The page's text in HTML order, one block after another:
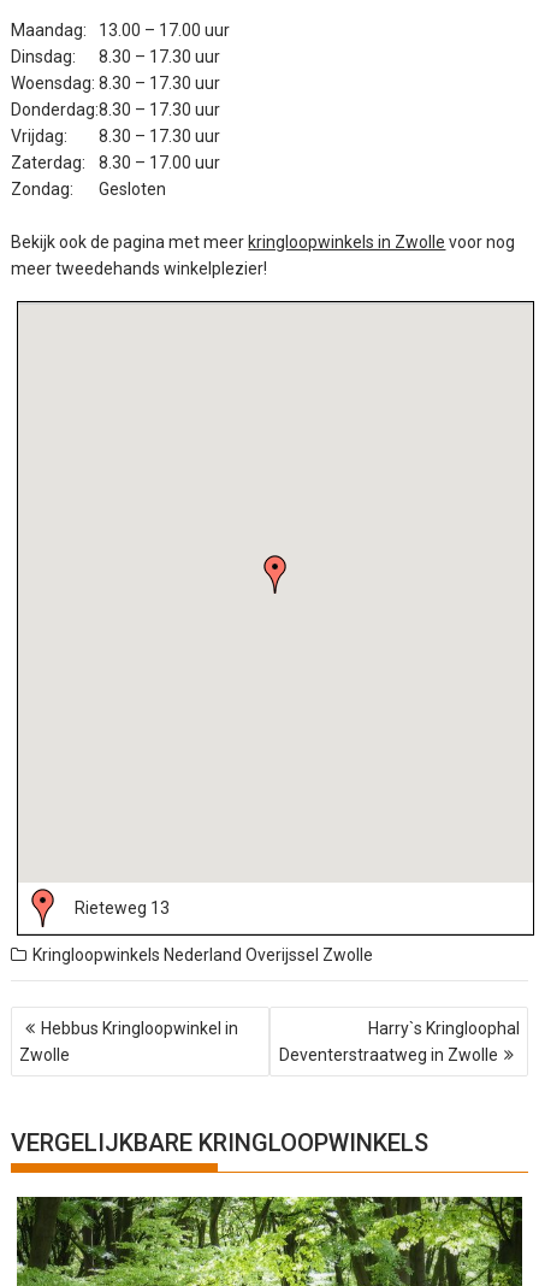
Maandag:
13.00 – 17.00 uur
Dinsdag:
8.30 – 17.30 uur
Woensdag: 8.30 – 17.30 uur
Donderdag:8.30 – 17.30 uur
Vrijdag:
8.30 – 17.30 uur
Zaterdag:
8.30 – 17.00 uur
Zondag:
Gesloten
Bekijk ook de pagina met meerkringloopwinkels in Zwolle voor nog
meer tweedehands winkelplezier!
Rieteweg 13
Kringloopwinkels Nederland Overijssel Zwolle
e
r
h
t
a
v
i
Hebbus Kringloopwinkel in
Zwolle
Harry`s Kringloophal
Deventerstraatweg in Zwolle
VERGELIJKBARE KRINGLOOPWINKELS